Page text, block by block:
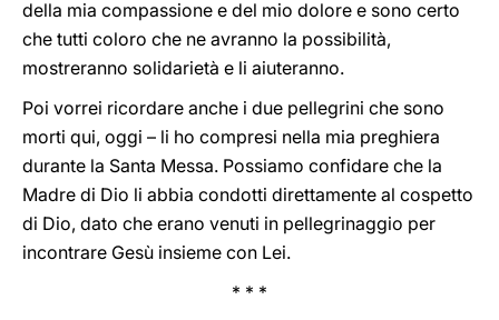
della mia compassione e del mio dolore e sono certo
che tutti coloro che ne avranno la possibilità,
mostreranno solidarietà e li aiuteranno.
Poi vorrei ricordare anche i due pellegrini che sono
morti qui, oggi – li ho compresi nella mia preghiera
durante la Santa Messa. Possiamo confidare che la
Madre di Dio li abbia condotti direttamente al cospetto
di Dio, dato che erano venuti in pellegrinaggio per
incontrare Gesù insieme con Lei.
* * *